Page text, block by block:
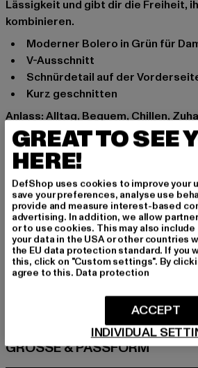
Lässigkeit und gibt dir die Freiheit,
kombinieren.
Moderner Bolero in Grün für
V-Ausschnitt
Schnürdetail auf der
Kurz geschnitten
Anlass: Alltag, Bequem, Chillen,
Ärmelart: Langarm
Marke: Only
Kat.: Strickjacken
Farbe: grün
Hersteller Farbe: green
Materialzusammensetzung: 100%
Art.Nr: 15288301-00110
Hersteller: Bestseller Textilhandels
info@bestseller.com
Schöneberger Straße 15 | 10963
GRÖSSE & PASSFORM
GREAT TO SEE
HERE!
DefShop uses cookies to improve your
save your preferences, analyse use
provide and measure interest-based
advertising. In addition, we allow
or to use cookies. This may also
your data in the USA or other countries
the EU data protection standard. If you
this, click on "Custom settings". By
agree to this. Data protection
INDIVIDUAL
ACCEPT